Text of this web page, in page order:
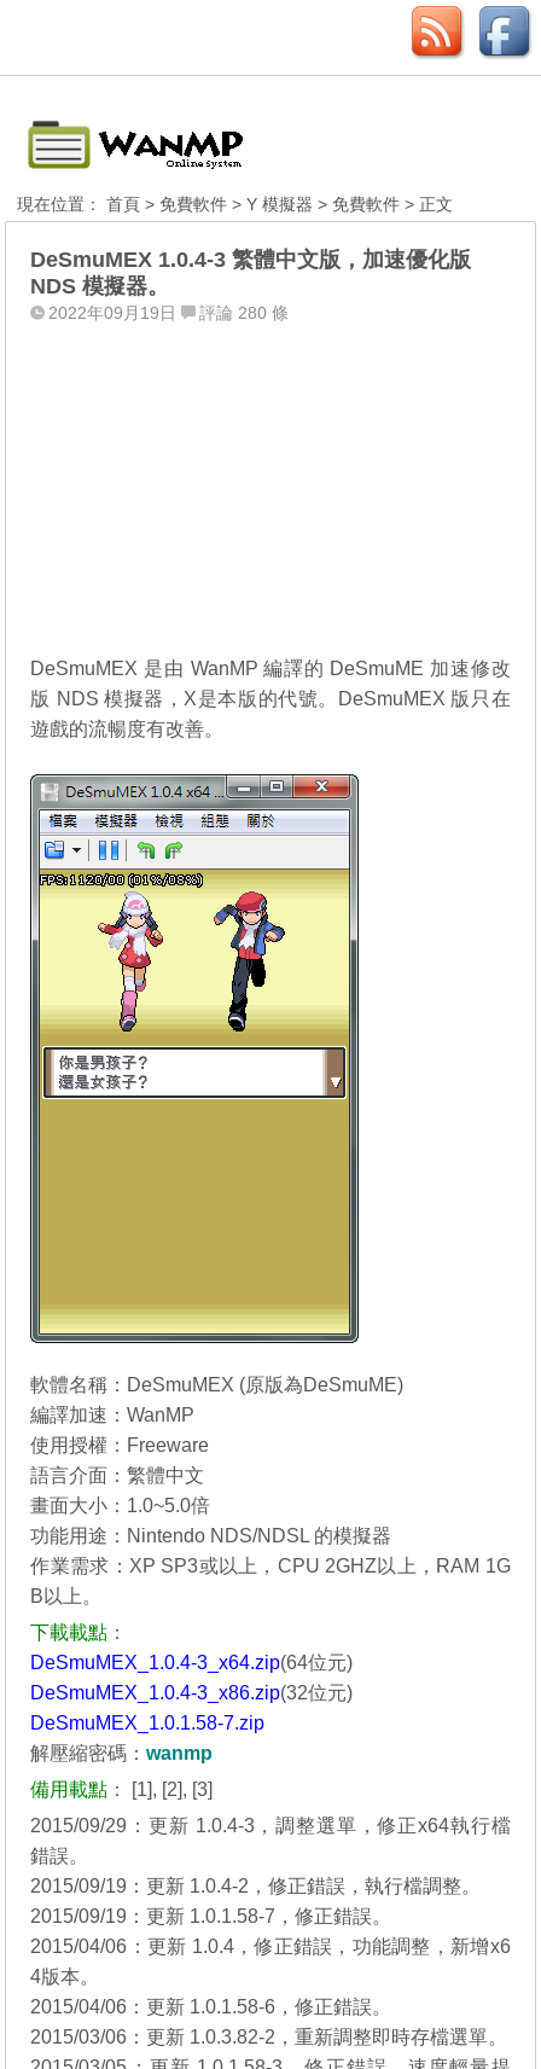
現在位置：首頁 >免費軟件 >Y 模擬器 >免費軟件 > 正文
DeSmuMEX 1.0.4-3 繁體中文版，加速優化版
NDS 模擬器。
2022年09月19日 評論 280 條
DeSmuMEX 是由 WanMP 編譯的 DeSmuME 加速修改
版 NDS 模擬器，X是本版的代號。DeSmuMEX 版只在
遊戲的流暢度有改善。
軟體名稱：DeSmuMEX (原版為DeSmuME)
編譯加速：WanMP
使用授權：Freeware
語言介面：繁體中文
畫面大小：1.0~5.0倍
功能用途：Nintendo NDS/NDSL 的模擬器
作業需求：XP SP3或以上，CPU 2GHZ以上，RAM 1G
B以上。
下載載點 ：
DeSmuMEX_1.0.4-3_x64.zip(64位元)
DeSmuMEX_1.0.4-3_x86.zip(32位元)
DeSmuMEX_1.0.1.58-7.zip
解壓縮密碼：wanmp
備用載點 ： [1], [2], [3]
2015/09/29：更新 1.0.4-3，調整選單，修正x64執行檔
錯誤。
2015/09/19：更新 1.0.4-2，修正錯誤，執行檔調整。
2015/09/19：更新 1.0.1.58-7，修正錯誤。
2015/04/06：更新 1.0.4，修正錯誤，功能調整，新增x6
4版本。
2015/04/06：更新 1.0.1.58-6，修正錯誤。
2015/03/06：更新 1.0.3.82-2，重新調整即時存檔選單。